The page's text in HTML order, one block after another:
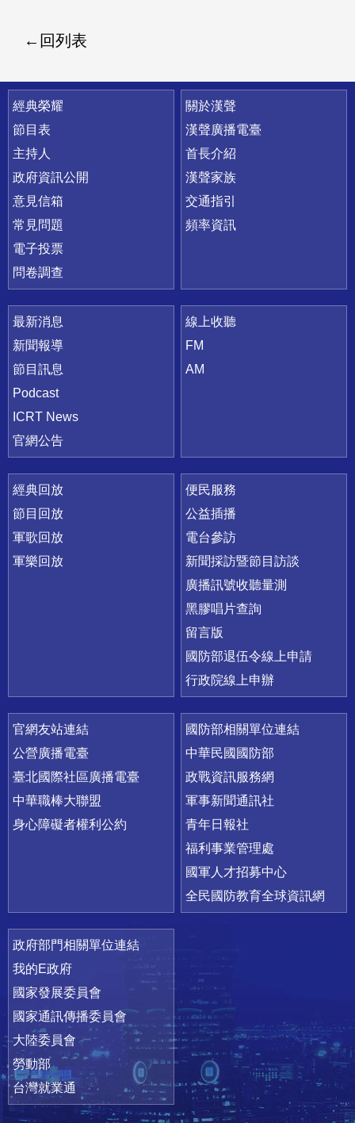
回列表
快速連結
經典榮耀
節目表
主持人
政府資訊公開
意見信箱
常見問題
電子投票
問卷調查
關於漢聲
漢聲廣播電臺
首長介紹
漢聲家族
交通指引
頻率資訊
最新消息
新聞報導
節目訊息
Podcast
ICRT News
官網公告
線上收聽
FM
AM
經典回放
節目回放
軍歌回放
軍樂回放
便民服務
公益插播
電台參訪
新聞採訪暨節目訪談
廣播訊號收聽量測
黑膠唱片查詢
留言版
國防部退伍令線上申請
行政院線上申辦
官網友站連結
公營廣播電臺
臺北國際社區廣播電臺
中華職棒大聯盟
身心障礙者權利公約
國防部相關單位連結
中華民國國防部
政戰資訊服務網
軍事新聞通訊社
青年日報社
福利事業管理處
國軍人才招募中心
全民國防教育全球資訊網
政府部門相關單位連結
我的E政府
國家發展委員會
國家通訊傳播委員會
大陸委員會
勞動部
台灣就業通